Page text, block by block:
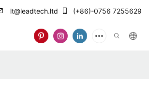
lt@leadtech.ltd (+86)-0756 7255629